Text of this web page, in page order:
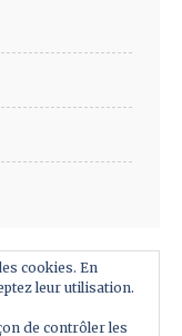
cookies. En
leur utilisation.
de contrôler les